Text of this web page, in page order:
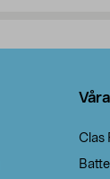
Clas